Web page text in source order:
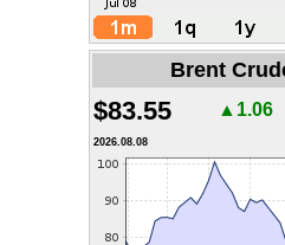
Brent
$83.55 ▲1.06
2026.08.08